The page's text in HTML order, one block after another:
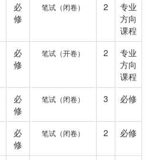
必
修
笔试（闭卷） 2
专业
方向
课程
必
修
笔试（开卷） 2
专业
方向
课程
必
修
笔试（闭卷） 3 必修
必
修
笔试（闭卷） 2 必修